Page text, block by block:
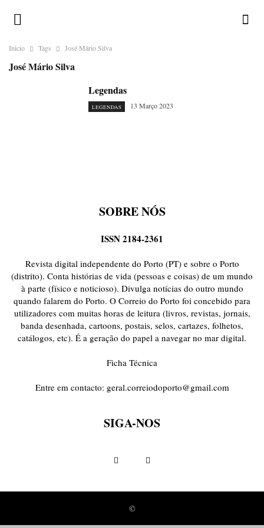
Inicio Tags José Mário Silva
José Mário Silva
Legendas
LEGENDAS 13 Março 2023
SOBRE NÓS
ISSN 2184-2361
Revista digital independente do Porto (PT) e sobre o Porto
(distrito). Conta histórias de vida (pessoas e coisas) de um mundo
à parte (físico e noticioso). Divulga notícias do outro mundo
quando falarem do Porto. O Correio do Porto foi concebido para
utilizadores com muitas horas de leitura (livros, revistas, jornais,
banda desenhada, cartoons, postais, selos, cartazes, folhetos,
catálogos, etc). É a geração do papel a navegar no mar digital.
Ficha Técnica
Entre em contacto: geral.correiodoporto@gmail.com
SIGA-NOS
©